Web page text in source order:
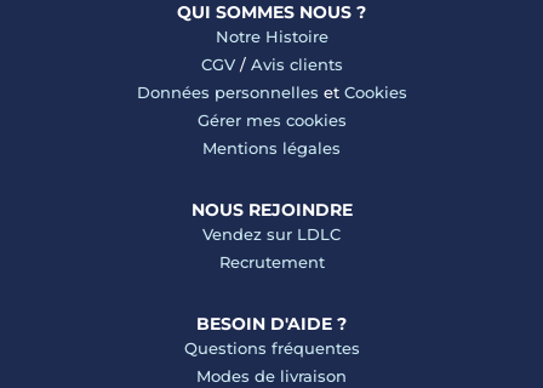
QUI SOMMES NOUS ?
Notre Histoire
CGV/ Avis clients
Données personnelles et Cookies
Gérer mes cookies
Mentions légales
NOUS REJOINDRE
Vendez sur LDLC
Recrutement
BESOIN D'AIDE ?
Questions fréquentes
Modes de livraison